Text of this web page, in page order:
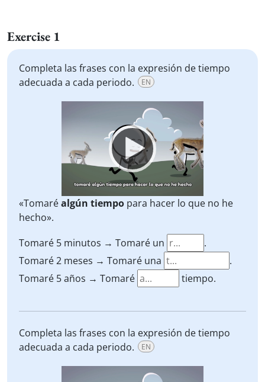
Exercise 1
Completa las frases con la expresión de tiempo
adecuada a cada periodo.
EN
«Tomaréalgún tiempo para hacer lo que no he
hecho».
Tomaré 5 minutos → Tomaré un
.
Tomaré 2 meses → Tomaré una
.
Tomaré 5 años → Tomaré
tiempo.
Completa las frases con la expresión de tiempo
adecuada a cada periodo.
EN